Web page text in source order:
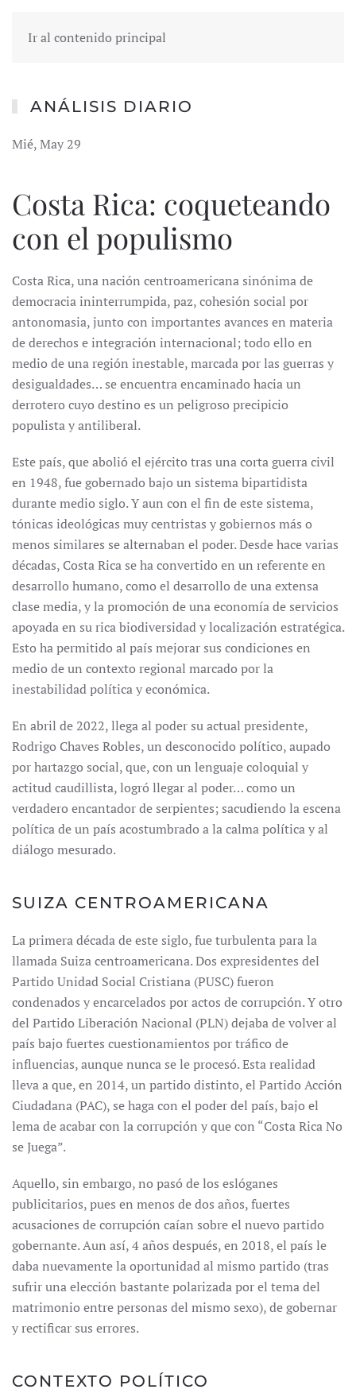
Ir al contenido principal
ANÁLISIS DIARIO
Mié, May 29
Costa Rica: coqueteando
con el populismo
Costa Rica, una nación centroamericana sinónima de
democracia ininterrumpida, paz, cohesión social por
antonomasia, junto con importantes avances en materia
de derechos e integración internacional; todo ello en
medio de una región inestable, marcada por las guerras y
desigualdades… se encuentra encaminado hacia un
derrotero cuyo destino es un peligroso precipicio
populista y antiliberal.
Este país, que abolió el ejército tras una corta guerra civil
en 1948, fue gobernado bajo un sistema bipartidista
durante medio siglo. Y aun con el fin de este sistema,
tónicas ideológicas muy centristas y gobiernos más o
menos similares se alternaban el poder. Desde hace varias
décadas, Costa Rica se ha convertido en un referente en
desarrollo humano, como el desarrollo de una extensa
clase media, y la promoción de una economía de servicios
apoyada en su rica biodiversidad y localización estratégica.
Esto ha permitido al país mejorar sus condiciones en
medio de un contexto regional marcado por la
inestabilidad política y económica.
En abril de 2022, llega al poder su actual presidente,
Rodrigo Chaves Robles, un desconocido político, aupado
por hartazgo social, que, con un lenguaje coloquial y
actitud caudillista, logró llegar al poder… como un
verdadero encantador de serpientes; sacudiendo la escena
política de un país acostumbrado a la calma política y al
diálogo mesurado.
SUIZA CENTROAMERICANA
La primera década de este siglo, fue turbulenta para la
llamada Suiza centroamericana. Dos expresidentes del
Partido Unidad Social Cristiana (PUSC) fueron
condenados y encarcelados por actos de corrupción. Y otro
del Partido Liberación Nacional (PLN) dejaba de volver al
país bajo fuertes cuestionamientos por tráfico de
influencias, aunque nunca se le procesó. Esta realidad
lleva a que, en 2014, un partido distinto, el Partido Acción
Ciudadana (PAC), se haga con el poder del país, bajo el
lema de acabar con la corrupción y que con “Costa Rica No
se Juega”.
Aquello, sin embargo, no pasó de los eslóganes
publicitarios, pues en menos de dos años, fuertes
acusaciones de corrupción caían sobre el nuevo partido
gobernante. Aun así, 4 años después, en 2018, el país le
daba nuevamente la oportunidad al mismo partido (tras
sufrir una elección bastante polarizada por el tema del
matrimonio entre personas del mismo sexo), de gobernar
y rectificar sus errores.
CONTEXTO POLÍTICO